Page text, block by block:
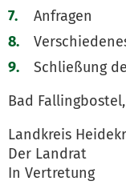
Anfragen
Schließung
Bad Fallingbostel,
Landkreis
Der Landrat
In Vertretung